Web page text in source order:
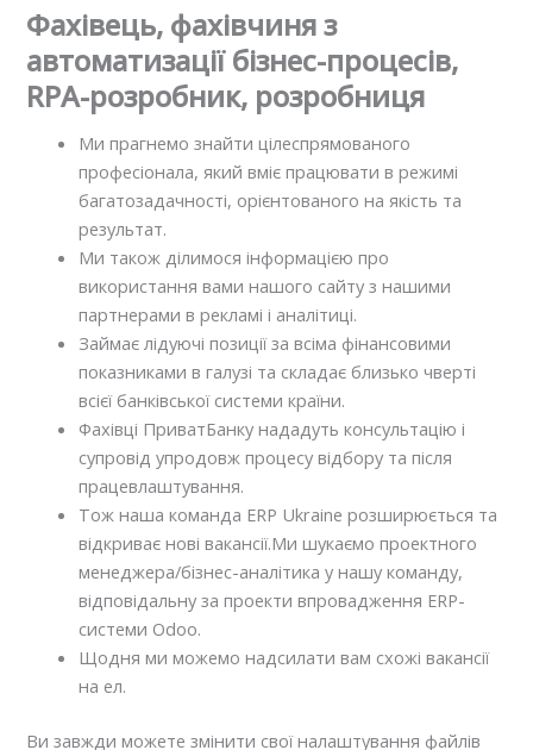
Фахівець, фахівчиня з
автоматизації бізнес-процесів,
RPA-розробник, розробниця
Ми прагнемо знайти цілеспрямованого
професіонала, який вміє працювати в режимі
багатозадачності, орієнтованого на якість та
результат.
Ми також ділимося інформацією про
використання вами нашого сайту з нашими
партнерами в рекламі і аналітиці.
Займає лідуючі позиції за всіма фінансовими
показниками в галузі та складає близько чверті
всієї банківської системи країни.
Фахівці ПриватБанку нададуть консультацію і
супровід упродовж процесу відбору та після
працевлаштування.
Тож наша команда ERP Ukraine розширюється та
відкриває нові вакансії.Ми шукаємо проектного
менеджера/бізнес-аналітика у нашу команду,
відповідальну за проекти впровадження ERP-
системи Odoo.
Щодня ми можемо надсилати вам схожі вакансії
на ел.
Ви завжди можете змінити свої налаштування файлів